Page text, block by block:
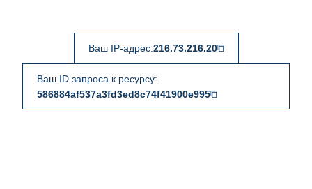
Ваш IP-адрес:216.73.216.20
Ваш ID запроса к ресурсу:
586884af537a3fd3ed8c74f41900e995